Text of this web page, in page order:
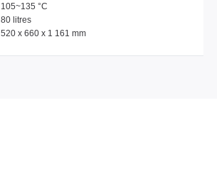
105~135 °C
80 litres
520 x 660 x 1 161 mm